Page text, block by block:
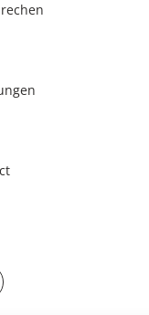
rundumsbaby.de